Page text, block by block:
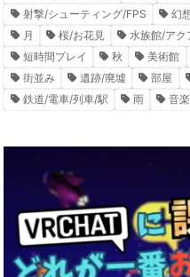
射撃/シューティング/FPS
幻
月
桜/お花見 水族館/アク
短時間プレイ
秋 美術館
街並み
遺跡/廃墟 部屋
鉄道/電車/列車/駅
雨 音楽